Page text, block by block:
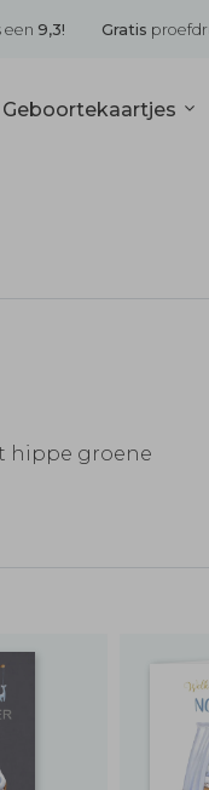
een 9,3! Gratis
Geboortekaartjes
hippe groene